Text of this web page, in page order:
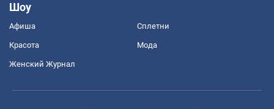
Шоу
Афиша Сплетни
Красота Мода
Женский Журнал